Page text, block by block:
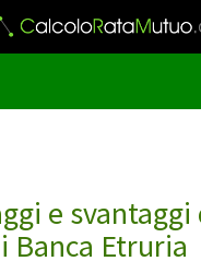
e svantaggi
Banca Etruria